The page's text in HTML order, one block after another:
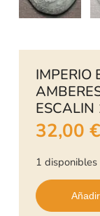
IMPERIO
32,00 €
1 disponibles